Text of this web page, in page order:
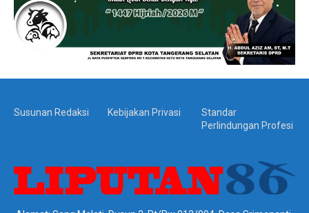
Susunan Redaksi Kebijakan Privasi
Standar
Perlindungan Profesi